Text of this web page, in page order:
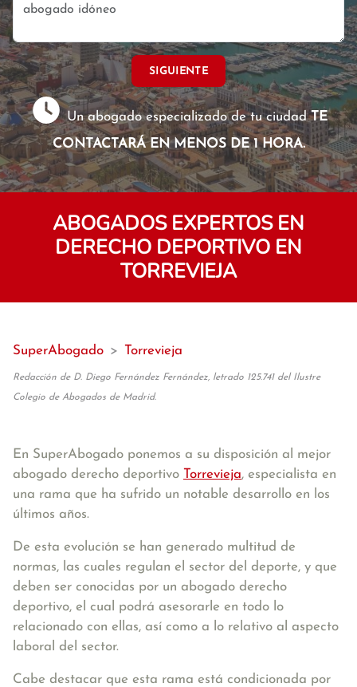
SIGUIENTE
Un abogado especializado de tu ciudadTE
CONTACTARÁ EN MENOS DE 1 HORA.
ABOGADOS EXPERTOS EN
DERECHO DEPORTIVO EN
TORREVIEJA
SuperAbogado > Torrevieja
Redacción de D. Diego Fernández Fernández, letrado 125.741 del Ilustre
Colegio de Abogados de Madrid.
En SuperAbogado ponemos a su disposición al mejor
abogado derecho deportivo Torrevieja, especialista en
una rama que ha sufrido un notable desarrollo en los
últimos años.
De esta evolución se han generado multitud de
normas, las cuales regulan el sector del deporte, y que
deben ser conocidas por un abogado derecho
deportivo, el cual podrá asesorarle en todo lo
relacionado con ellas, así como a lo relativo al aspecto
laboral del sector.
Cabe destacar que esta rama está condicionada por